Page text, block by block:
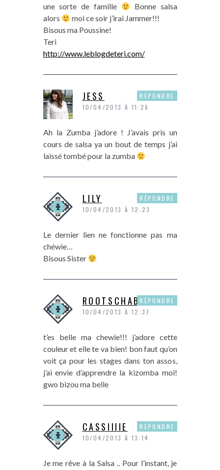
une sorte de famille
Bonne salsa
alors
moi ce soir j’irai Jammer!!!
Bisous ma Poussine!
Teri
http://www.leblogdeteri.com/
JESS
10/04/2013 À 11:26
Ah la Zumba j’adore ! J’avais pris un
cours de salsa ya un bout de temps j’ai
laissé tombé pour la zumba
RÉPONDRE
LILY
10/04/2013 À 12:23
Le dernier lien ne fonctionne pas ma
chéwie…
Bisous Sister
RÉPONDRE
ROOTSCHABINE
10/04/2013 À 12:37
t’es belle ma chewie!!! j’adore cette
couleur et elle te va bien! bon faut qu’on
voit ça pour les stages dans ton assos,
j’ai envie d’apprendre la kizomba moi!
gwo bizou ma belle
RÉPONDRE
CASSIIIIE
10/04/2013 À 13:14
Je me rêve à la Salsa .. Pour l’instant, je
RÉPONDRE